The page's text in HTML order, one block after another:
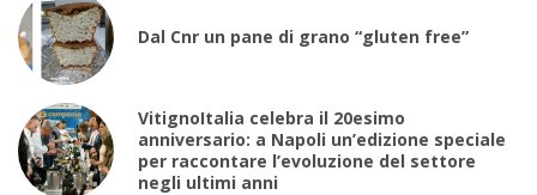
Dal Cnr un pane di grano “gluten free”
VitignoItalia celebra il 20esimo
anniversario: a Napoli un’edizione speciale
per raccontare l’evoluzione del settore
negli ultimi anni